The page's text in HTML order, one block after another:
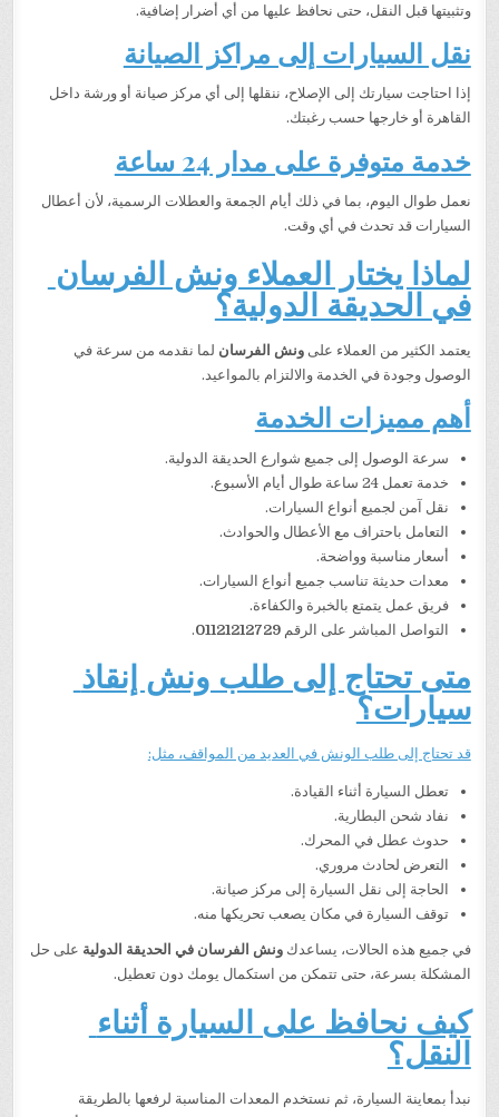
وتثبيتها قبل النقل، حتى نحافظ عليها من أي أضرار إضافية.
نقل السيارات إلى مراكز الصيانة
القاهرة أو خارجها حسب رغبتك.
خدمة متوفرة على مدار 24 ساعة
السيارات قد تحدث في أي وقت.
في الحديقة الدولية؟
يعتمد الكثير من العملاء علىونش الفرسان
الوصول وجودة في الخدمة والالتزام بالمواعيد.
أهم مميزات الخدمة
سرعة الوصول إلى جميع شوارع الحديقة الدولية.
خدمة تعمل 24 ساعة طوال أيام الأسبوع.
نقل آمن لجميع أنواع السيارات.
التعامل باحتراف مع الأعطال والحوادث.
أسعار مناسبة وواضحة.
معدات حديثة تناسب جميع أنواع السيارات.
فريق عمل يتمتع بالخبرة والكفاءة.
التواصل المباشر على الرقم01121212729
.
سيارات؟
قد تحتاج إلى طلب الونش في العديد من المواقف، مثل:
تعطل السيارة أثناء القيادة.
نفاد شحن البطارية.
حدوث عطل في المحرك.
التعرض لحادث مروري.
الحاجة إلى نقل السيارة إلى مركز صيانة.
توقف السيارة في مكان يصعب تحريكها منه.
في جميع هذه الحالات، يساعدكونش الفرسان في الحديقة الدولية
المشكلة بسرعة، حتى تتمكن من استكمال يومك دون تعطيل.
النقل؟